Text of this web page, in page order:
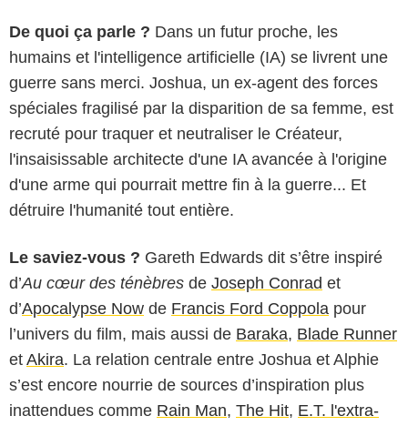
De quoi ça parle ? Dans un futur proche, les
humains et l'intelligence artificielle (IA) se livrent une
guerre sans merci. Joshua, un ex-agent des forces
spéciales fragilisé par la disparition de sa femme, est
recruté pour traquer et neutraliser le Créateur,
l'insaisissable architecte d'une IA avancée à l'origine
d'une arme qui pourrait mettre fin à la guerre... Et
détruire l'humanité tout entière.
Le saviez-vous ? Gareth Edwards dit s’être inspiré
d’Au cœur des ténèbres de Joseph Conrad et
d’Apocalypse Now de Francis Ford Coppola pour
l’univers du film, mais aussi de Baraka, Blade Runner
et Akira. La relation centrale entre Joshua et Alphie
s’est encore nourrie de sources d’inspiration plus
inattendues comme Rain Man, The Hit, E.T. l'extra-